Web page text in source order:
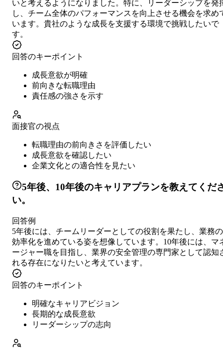
いと考えるようになりました。特に、リーダーシップを発
し、チーム全体のパフォーマンスを向上させる機会を求め
います。貴社のような成長を支援する環境で挑戦したいで
す。
回答のキーポイント
成長意欲が明確
前向きな転職理由
責任感の強さを示す
面接官の視点
転職理由の前向きさを評価したい
成長意欲を確認したい
企業文化との適合性を見たい
5年後、10年後のキャリアプランを教えてくだ
い。
回答例
5年後には、チームリーダーとしての役割を果たし、業務の
効率化を進めている姿を想像しています。10年後には、マ
ージャー職を目指し、業界の安全管理の専門家として認知
れる存在になりたいと考えています。
回答のキーポイント
明確なキャリアビジョン
長期的な成長意欲
リーダーシップの志向